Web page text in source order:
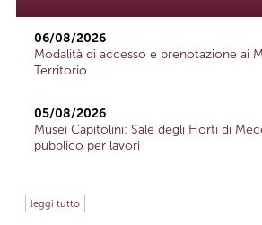
06/08/2026
Modalità di accesso e prenotazione ai
Territorio
05/08/2026
Musei Capitolini: Sale degli Horti di
pubblico per lavori
leggi tutto